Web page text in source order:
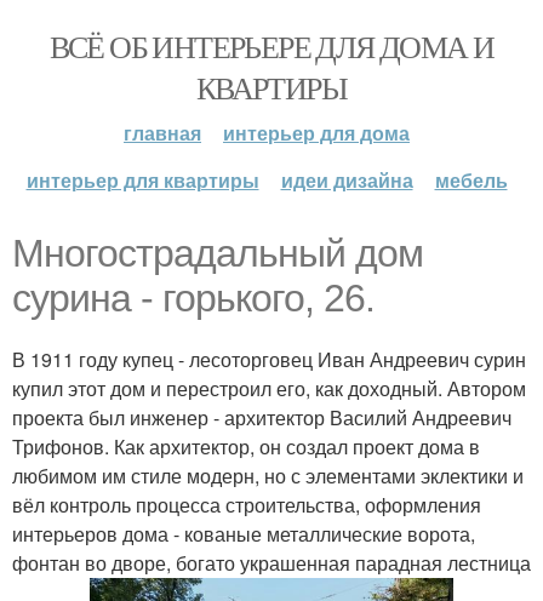
ВСЁ ОБ ИНТЕРЬЕРЕ ДЛЯ ДОМА И
КВАРТИРЫ
главная
интерьер для дома
интерьер для квартиры
идеи дизайна мебель
Многострадальный дом
сурина - горького, 26.
В 1911 году купец - лесоторговец Иван Андреевич сурин
купил этот дом и перестроил его, как доходный. Автором
проекта был инженер - архитектор Василий Андреевич
Трифонов. Как архитектор, он создал проект дома в
любимом им стиле модерн, но с элементами эклектики и
вёл контроль процесса строительства, оформления
интерьеров дома - кованые металлические ворота,
фонтан во дворе, богато украшенная парадная лестница